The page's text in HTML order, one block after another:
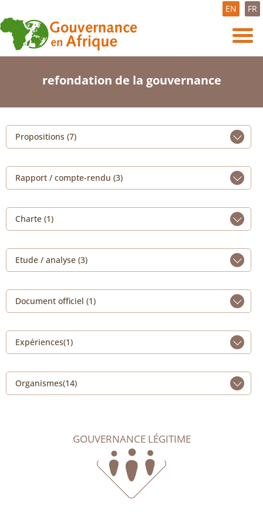
EN FR
refondation de la gouvernance
Propositions (7)
Rapport / compte-rendu (3)
Charte (1)
Etude / analyse (3)
Document officiel (1)
Expériences(1)
Organismes(14)
GOUVERNANCE LÉGITIME